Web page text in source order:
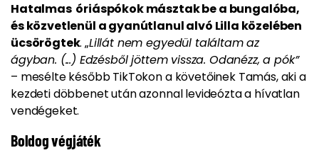
Hatalmas óriáspókok másztak be a bungalóba,
és közvetlenül a gyanútlanul alvó Lilla közelében
ücsörögtek. „Lillát nem egyedül találtam az
ágyban. (...) Edzésből jöttem vissza. Odanézz, a pók”
– mesélte később TikTokon a követőinek Tamás, aki a
kezdeti döbbenet után azonnal levideózta a hívatlan
vendégeket.
Boldog végjáték